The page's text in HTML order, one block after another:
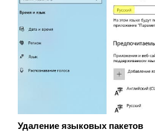
Удаление языковых пакетов